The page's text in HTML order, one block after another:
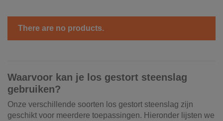
There are no products.
Waarvoor kan je los gestort steenslag
gebruiken?
Onze verschillende soorten los gestort steenslag zijn
geschikt voor meerdere toepassingen. Hieronder lijsten we